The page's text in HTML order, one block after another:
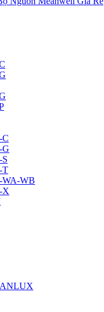
C
G
T
WA-WB
X